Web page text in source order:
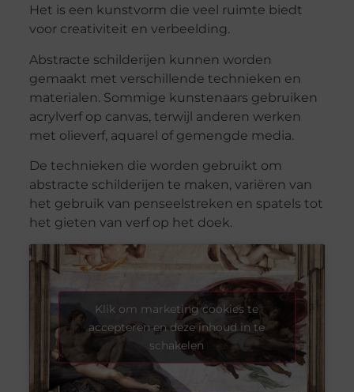
Het is een kunstvorm die veel ruimte biedt
voor creativiteit en verbeelding.
Abstracte schilderijen kunnen worden
gemaakt met verschillende technieken en
materialen. Sommige kunstenaars gebruiken
acrylverf op canvas, terwijl anderen werken
met olieverf, aquarel of gemengde media.
De technieken die worden gebruikt om
abstracte schilderijen te maken, variëren van
het gebruik van penseelstreken en spatels tot
het gieten van verf op het doek.
Klik om marketing cookies te
accepteren en deze inhoud in te
schakelen